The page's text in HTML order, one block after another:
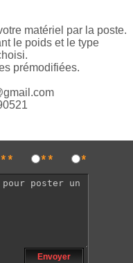
matériel par la poste.
le poids et le type
prémodifiées.
** *
Envoyer